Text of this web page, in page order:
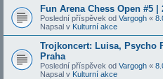
Fun Arena Chess Open #5 |
Poslední příspěvek od Vargogh «
Napsal v Kulturní akce
Trojkoncert: Luisa, Psycho
Praha
Poslední příspěvek od Vargogh «
Napsal v Kulturní akce